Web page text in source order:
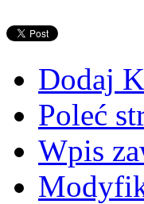
Dodaj
Poleć
Wpis